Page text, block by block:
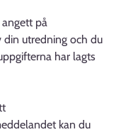
angett på
utredning och du
har lagts
kan du